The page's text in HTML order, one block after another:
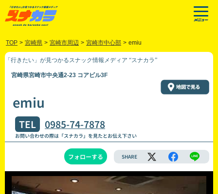
TOP > 宮崎県 > 宮崎市周辺 > 宮崎市中心部 > emiu
「行きたい」が見つかるスナック情報メディア “スナカラ”
宮崎県宮崎市中央通2-23 コアビル3F
emiu
TEL 0985-74-7878
お問い合わせの際は「スナカラ」を見たとお伝え下さい
フォローする SHARE